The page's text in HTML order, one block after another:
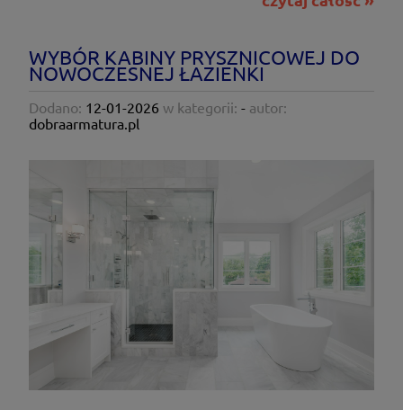
WYBÓR KABINY PRYSZNICOWEJ DO
NOWOCZESNEJ ŁAZIENKI
Dodano: 12-01-2026 w kategorii: - autor:
dobraarmatura.pl